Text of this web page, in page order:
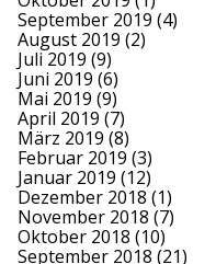
September 2019 (4)
August 2019 (2)
Juli 2019 (9)
Juni 2019 (6)
Mai 2019 (9)
April 2019 (7)
März 2019 (8)
Februar 2019 (3)
Januar 2019 (12)
Dezember 2018 (1)
November 2018 (7)
Oktober 2018 (10)
September 2018 (21)